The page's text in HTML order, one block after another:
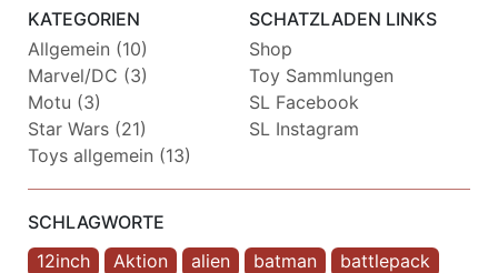
KATEGORIEN
Allgemein (10)
Marvel/DC (3)
Motu (3)
Star Wars (21)
Toys allgemein (13)
SCHATZLADEN LINKS
Shop
Toy Sammlungen
SL Facebook
SL Instagram
SCHLAGWORTE
12inch
Aktion alien batman battlepack